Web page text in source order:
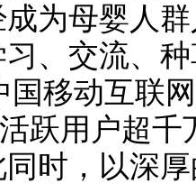
为母婴人
、交流、
国移动互联
跃用户超
时，以深